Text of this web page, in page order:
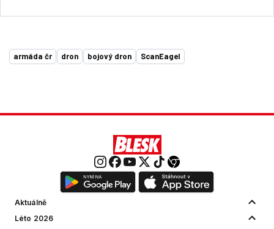
armáda čr dron bojový dron ScanEagel
Aktuálně
Léto 2026